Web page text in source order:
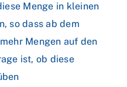
Menge in kleinen
so dass ab dem
Mengen auf den
ist, ob diese